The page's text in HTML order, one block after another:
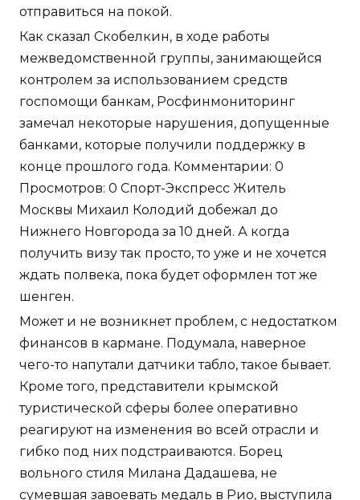
отправиться на покой.
Как сказал Скобелкин, в ходе работы
межведомственной группы, занимающейся
контролем за использованием средств
госпомощи банкам, Росфинмониторинг
замечал некоторые нарушения, допущенные
банками, которые получили поддержку в
конце прошлого года. Комментарии: 0
Просмотров: 0 Спорт-Экспресс Житель
Москвы Михаил Колодий добежал до
Нижнего Новгорода за 10 дней. А когда
получить визу так просто, то уже и не хочется
ждать полвека, пока будет оформлен тот же
шенген.
Может и не возникнет проблем, с недостатком
финансов в кармане. Подумала, наверное
чего-то напутали датчики табло, такое бывает.
Кроме того, представители крымской
туристической сферы более оперативно
реагируют на изменения во всей отрасли и
гибко под них подстраиваются. Борец
вольного стиля Милана Дадашева, не
сумевшая завоевать медаль в Рио, выступила